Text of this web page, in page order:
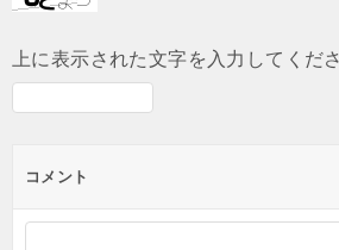
上に表示された文字を入力してくだ
コメント